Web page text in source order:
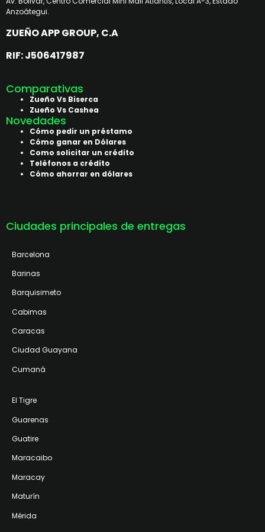
Anzoátegui.
ZUEÑO APP GROUP, C.A
RIF: J506417987
Comparativas
Zueño Vs Biserca
Zueño Vs Cashea
Novedades
Cómo pedir un préstamo
Cómo ganar en Dólares
Como solicitar un crédito
Teléfonos a crédito
Cómo ahorrar en dólares
Ciudades principales de entregas
Barcelona
Barinas
Barquisimeto
Cabimas
Caracas
Ciudad Guayana
Cumaná
El Tigre
Guarenas
Guatire
Maracaibo
Maracay
Maturín
Mérida